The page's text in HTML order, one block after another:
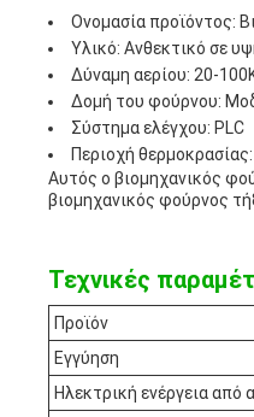
Ονομασία προϊόντος:
Υλικό: Ανθεκτικό σε
Δύναμη αερίου: 20-
Δομή του φούρνου:
Σύστημα ελέγχου: PLC
Περιοχή
Αυτός ο βιομηχανικός
βιομηχανικός φούρνος
Τεχνικές
Προϊόν
Εγγύηση
Ηλεκτρική ενέργεια από